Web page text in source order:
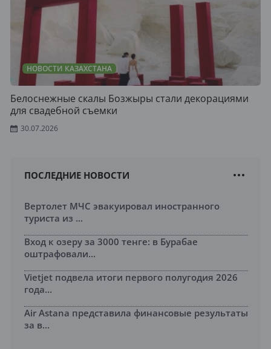
НОВОСТИ КАЗАХСТАНА
Белоснежные скалы Бозжыры стали декорациями
для свадебной съемки
30.07.2026
ПОСЛЕДНИЕ НОВОСТИ
Вертолет МЧС эвакуировал иностранного
туриста из ...
Вход к озеру за 3000 тенге: в Бурабае
оштрафовали...
Vietjet подвела итоги первого полугодия 2026
года...
Air Astana представила финансовые результаты
за в...